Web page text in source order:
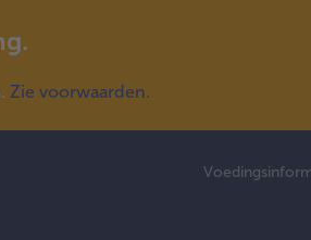
Zie voorwaarden.